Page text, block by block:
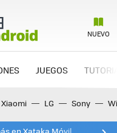
NUEVO
JUEGOS
Xiaomi LG Sony